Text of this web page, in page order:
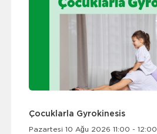
Çocuklarla Gyrokinesis
Pazartesi 10 Ağu 2026 11:00 - 12:00